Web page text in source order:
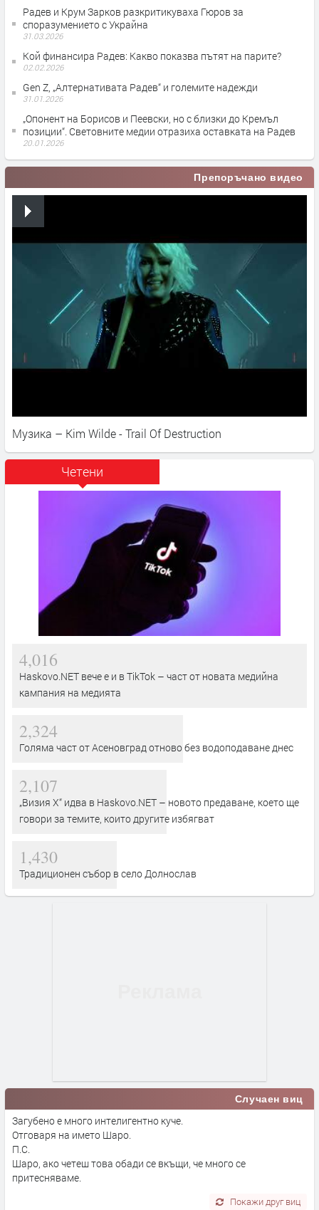
Радев и Крум Зарков разкритикуваха Гюров за
споразумението с Украйна
31.03.2026
Кой финансира Радев: Какво показва пътят на парите?
02.02.2026
Gen Z, „Алтернативата Радев“ и големите надежди
31.01.2026
„Опонент на Борисов и Пеевски, но с близки до Кремъл
позиции“. Световните медии отразиха оставката на Радев
20.01.2026
Препоръчано видео
Музика – Kim Wilde - Trail Of Destruction
Четени
4,016
Haskovo.NET вече е и в TikTok – част от новата медийна
кампания на медията
2,324
Голяма част от Асеновград отново без водоподаване днес
2,107
„Визия Х“ идва в Haskovo.NET – новото предаване, което ще
говори за темите, които другите избягват
1,430
Традиционен събор в село Долнослав
Случаен виц
Загубено е много интелигентно куче.
Отговаря на името Шаро.
П.С.
Шаро, ако четеш това обади се вкъщи, че много се
притесняваме.
Покажи друг виц